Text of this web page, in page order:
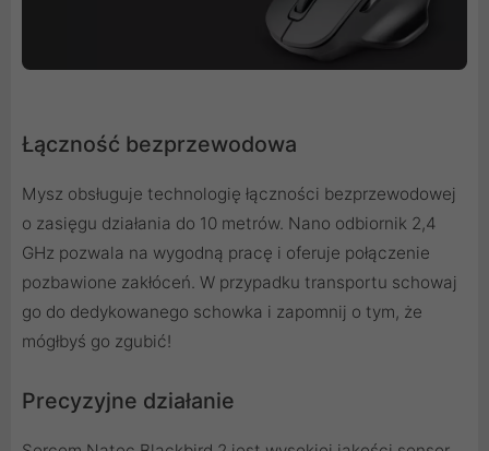
Łączność bezprzewodowa
Mysz obsługuje technologię łączności bezprzewodowej
o zasięgu działania do 10 metrów. Nano odbiornik 2,4
GHz pozwala na wygodną pracę i oferuje połączenie
pozbawione zakłóceń. W przypadku transportu schowaj
go do dedykowanego schowka i zapomnij o tym, że
mógłbyś go zgubić!
Precyzyjne działanie